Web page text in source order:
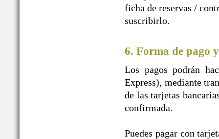
ficha de reservas /
suscribirlo.
6. Forma de pago
Los pagos podrán
Express), mediante
de las tarjetas
confirmada.
Puedes pagar con